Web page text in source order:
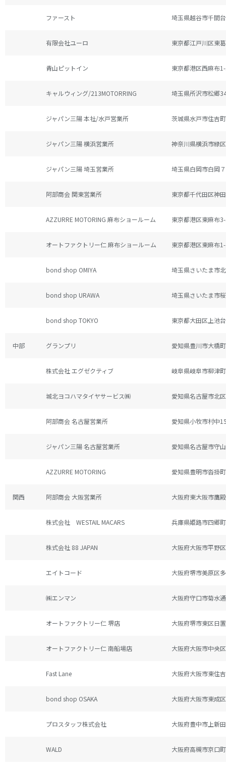
BMW X6 40i/50i M G06
BMW X7 40i/50i M G07
BMW 840i/850i Coupe G14/G15
ファースト 埼玉県越谷市千間
有限会社ユーロ 東京都江戸川区東
青山ピットイン 東京都港区西麻布
キャルウィング/213MOTORRING 埼玉県所沢市松郷
ジャパン三陽 本社/水戸営業所 茨城県水戸市住吉
ジャパン三陽 横浜営業所 神奈川県横浜市緑
ジャパン三陽 埼玉営業所 埼玉県白岡市白岡
阿部商会 関東営業所 東京都千代田区神
AZZURRE MOTORING 麻布ショールーム 東京都港区東麻布
オートファクトリー仁 麻布ショールーム 東京都港区東麻布
bond shop OMIYA 埼玉県さいたま市
bond shop URAWA 埼玉県さいたま市
bond shop TOKYO 東京都大田区上池
中部 グランプリ 愛知県豊川市大橋
株式会社 エグゼクティブ 岐阜県岐阜市柳津
城北ヨコハマタイヤサービス㈱ 愛知県名古屋市北
阿部商会 名古屋営業所 愛知県小牧市村中
ジャパン三陽 名古屋営業所 愛知県名古屋市守
AZZURRE MOTORING 愛知県豊明市沓掛
関西 阿部商会 大阪営業所 大阪府東大阪市鷹
株式会社 WESTAIL MACARS 兵庫県姫路市四郷
株式会社 88 JAPAN 大阪府大阪市平野
エイトコード 大阪府堺市美原区
㈱エンマン 大阪府守口市菊水
オートファクトリー仁 堺店 大阪府堺市東区日
オートファクトリー仁 南船場店 大阪府大阪市中央
Fast Lane 大阪府大阪市東住
bond shop OSAKA 大阪府大阪市東成
プロスタッフ株式会社 大阪府豊中市上新
WALD 大阪府高槻市京口